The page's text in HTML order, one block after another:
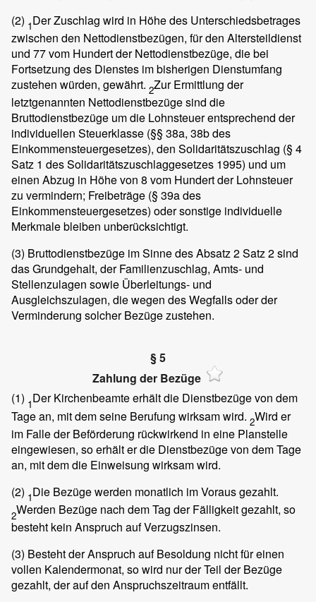
(2) 1Der Zuschlag wird in Höhe des Unterschiedsbetrages
zwischen den Nettodienstbezügen, für den Altersteildienst
und 77 vom Hundert der Nettodienstbezüge, die bei
Fortsetzung des Dienstes im bisherigen Dienstumfang
zustehen würden, gewährt. 2Zur Ermittlung der
letztgenannten Nettodienstbezüge sind die
Bruttodienstbezüge um die Lohnsteuer entsprechend der
individuellen Steuerklasse (§§ 38a, 38b des
Einkommensteuergesetzes), den Solidaritätszuschlag (§ 4
Satz 1 des Solidaritätszuschlaggesetzes 1995) und um
einen Abzug in Höhe von 8 vom Hundert der Lohnsteuer
zu vermindern; Freibeträge (§ 39a des
Einkommensteuergesetzes) oder sonstige individuelle
Merkmale bleiben unberücksichtigt.
(3) Bruttodienstbezüge im Sinne des Absatz 2 Satz 2 sind
das Grundgehalt, der Familienzuschlag, Amts- und
Stellenzulagen sowie Überleitungs- und
Ausgleichszulagen, die wegen des Wegfalls oder der
Verminderung solcher Bezüge zustehen.
§ 5
Zahlung der Bezüge
(1) 1Der Kirchenbeamte erhält die Dienstbezüge von dem
Tage an, mit dem seine Berufung wirksam wird. 2Wird er
im Falle der Beförderung rückwirkend in eine Planstelle
eingewiesen, so erhält er die Dienstbezüge von dem Tage
an, mit dem die Einweisung wirksam wird.
(2) 1Die Bezüge werden monatlich im Voraus gezahlt.
2Werden Bezüge nach dem Tag der Fälligkeit gezahlt, so
besteht kein Anspruch auf Verzugszinsen.
(3) Besteht der Anspruch auf Besoldung nicht für einen
vollen Kalendermonat, so wird nur der Teil der Bezüge
gezahlt, der auf den Anspruchszeitraum entfällt.